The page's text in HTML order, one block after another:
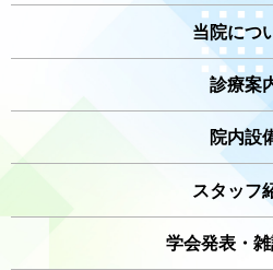
当院につ
診療案
院内設
スタッフ
学会発表・